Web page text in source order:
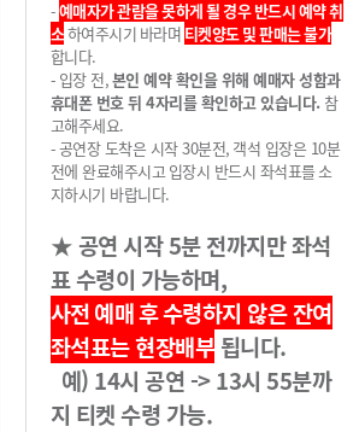
-예매자가 관람을 못하게 될 경우 반드시 예약 취
소하여주시기 바라며 티켓양도 및 판매는 불가
합니다.
- 입장 전,본인 예약 확인을 위해 예매자 성함과
휴대폰 번호 뒤 4자리를 확인하고 있습니다. 참
고해주세요.
-공연장 도착은 시작30분전, 객석 입장은 10분
전에 완료해주시고입장시 반드시 좌석표를소
지하시기 바랍니다.
★공연 시작 5분 전까지만 좌석
표 수령이 가능하며,
사전 예매 후수령하지 않은 잔여
좌석표는 현장배부 됩니다.
예) 14시 공연 -> 13시 55분까
지 티켓 수령 가능.